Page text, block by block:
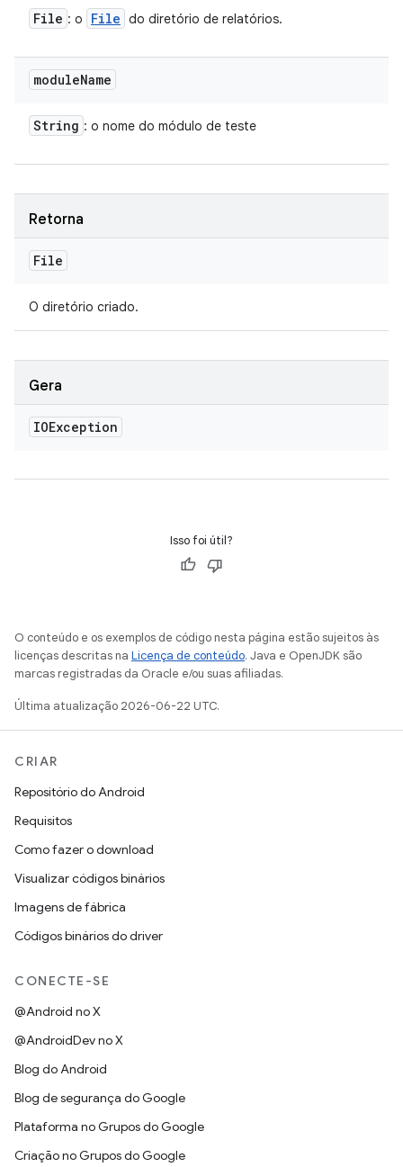
File : o File do diretório de relatórios.
moduleName
String : o nome do módulo de teste
Retorna
File
O diretório criado.
Gera
IOException
Isso foi útil?
O conteúdo e os exemplos de código nesta página estão sujeitos às
licenças descritas na Licença de conteúdo. Java e OpenJDK são
marcas registradas da Oracle e/ou suas afiliadas.
Última atualização 2026-06-22 UTC.
CRIAR
Repositório do Android
Requisitos
Como fazer o download
Visualizar códigos binários
Imagens de fábrica
Códigos binários do driver
CONECTE-SE
@Android no X
@AndroidDev no X
Blog do Android
Blog de segurança do Google
Plataforma no Grupos do Google
Criação no Grupos do Google